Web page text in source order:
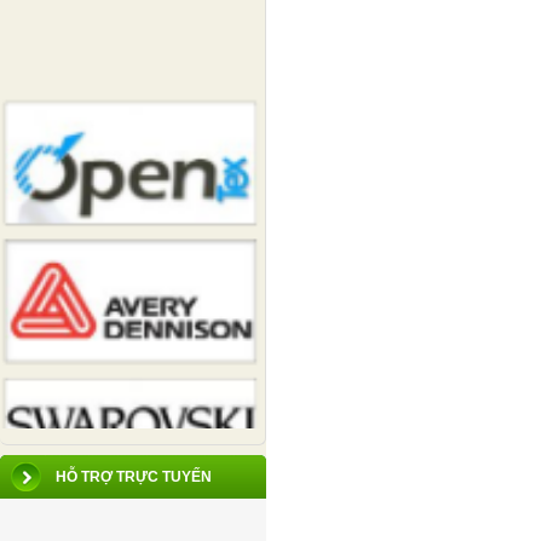
HỖ TRỢ TRỰC TUYẾN